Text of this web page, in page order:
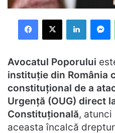
Facebook
X LinkedIn
Avocatul Poporului
instituție din România
constituțional de a
Urgență (OUG) direct
Constituțională,
aceasta încalcă